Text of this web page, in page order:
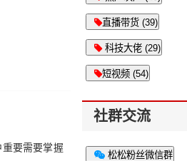
要需要掌握
直播带货 (39)
科技大佬 (29)
短视频 (54)
社群交流
松松粉丝微信群